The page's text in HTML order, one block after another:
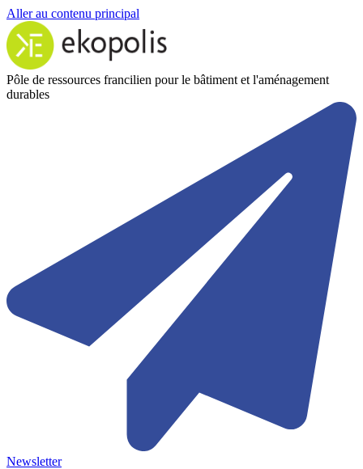
Aller au contenu principal
Pôle de ressources francilien pour le bâtiment et l'aménagement
durables
Newsletter